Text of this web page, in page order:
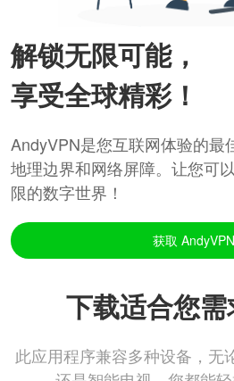
解锁无限可能，
享受全球精彩！
AndyVPN是您互联网体验的最
地理边界和网络屏障。让您可
限的数字世界！
获取 AndyVPN
下载适合您
此应用程序兼容多种设备，无